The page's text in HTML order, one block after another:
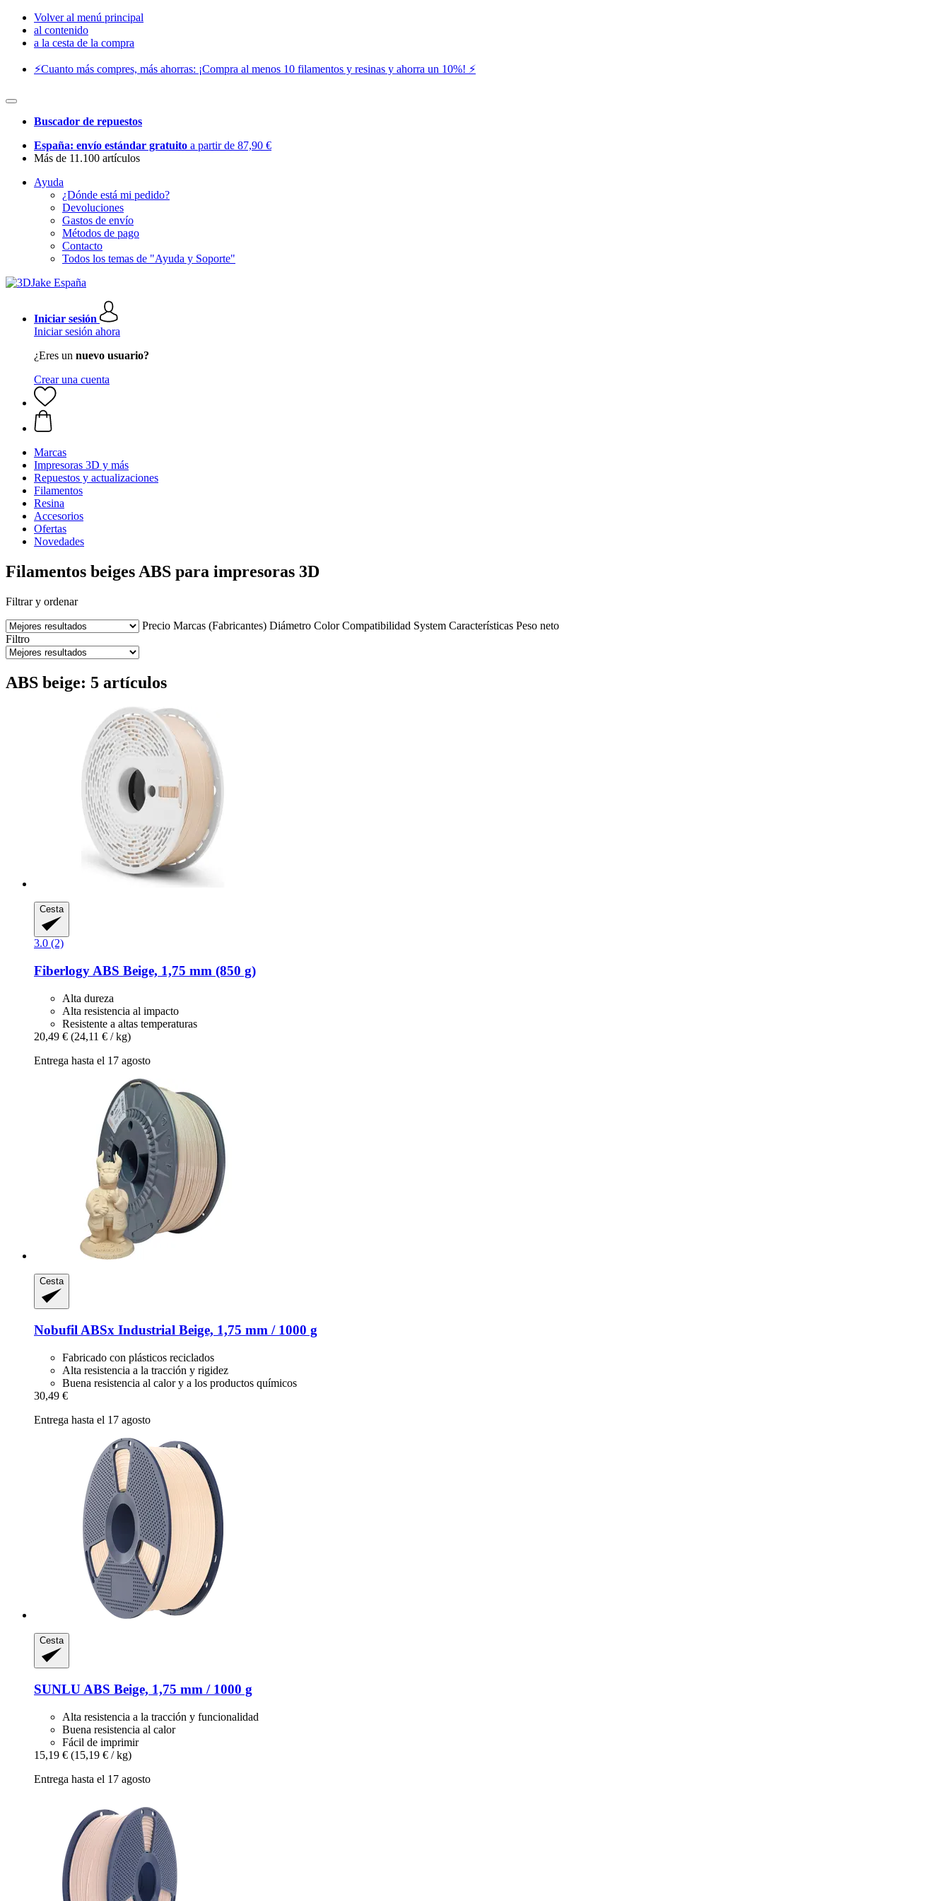
Volver al menú principal
al contenido
a la cesta de la compra
⚡️Cuanto más compres, más ahorras: ¡Compra al menos 10 filamentos y resinas y ahorra un 10%! ⚡️
Buscador de repuestos
España: envío estándar gratuito a partir de 87,90 €
Más de 11.100 artículos
Ayuda
¿Dónde está mi pedido?
Devoluciones
Gastos de envío
Métodos de pago
Contacto
Todos los temas de "Ayuda y Soporte"
Iniciar sesión
Iniciar sesión ahora
¿Eres un nuevo usuario?
Crear una cuenta
Marcas
Impresoras 3D y más
Repuestos y actualizaciones
Filamentos
Resina
Accesorios
Ofertas
Novedades
Filamentos beiges ABS para impresoras 3D
Filtrar y ordenar
Precio Marcas (Fabricantes) Diámetro Color Compatibilidad System Características Peso neto
Filtro
ABS beige: 5 artículos
Cesta
3.0 (2)
Fiberlogy ABS Beige, 1,75 mm (850 g)
Alta dureza
Alta resistencia al impacto
Resistente a altas temperaturas
20,49 € (24,11 € / kg)
Entrega hasta el 17 agosto
Cesta
Nobufil ABSx Industrial Beige, 1,75 mm / 1000 g
Fabricado con plásticos reciclados
Alta resistencia a la tracción y rigidez
Buena resistencia al calor y a los productos químicos
30,49 €
Entrega hasta el 17 agosto
Cesta
SUNLU ABS Beige, 1,75 mm / 1000 g
Alta resistencia a la tracción y funcionalidad
Buena resistencia al calor
Fácil de imprimir
15,19 € (15,19 € / kg)
Entrega hasta el 17 agosto